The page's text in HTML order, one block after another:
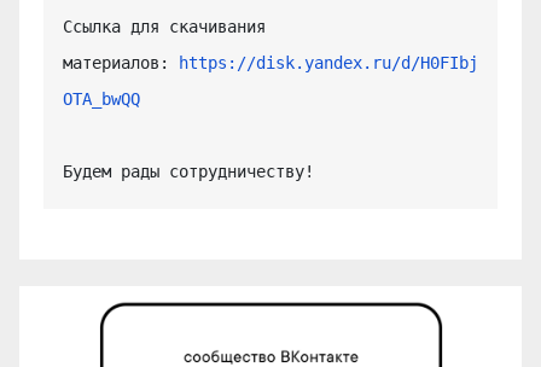
Ссылка для скачивания
материалов:
https://disk.yandex.ru/d/H0FIbj
OTA_bwQQ
Будем рады сотрудничеству!